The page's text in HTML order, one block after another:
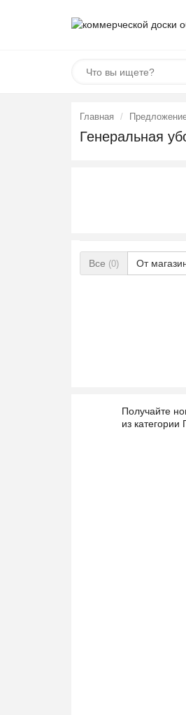
Главная
Генеральная
Все (0) От
Получайте
из категории